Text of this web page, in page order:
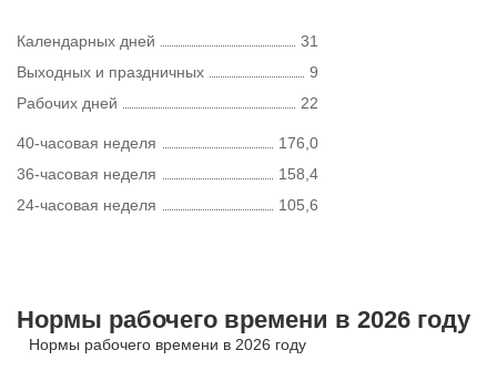
Календарных дней
31
Выходных и праздничных
9
Рабочих дней
22
40-часовая неделя
176,0
36-часовая неделя
158,4
24-часовая неделя
105,6
Нормы рабочего времени в 2026 году
Нормы рабочего времени в 2026 году